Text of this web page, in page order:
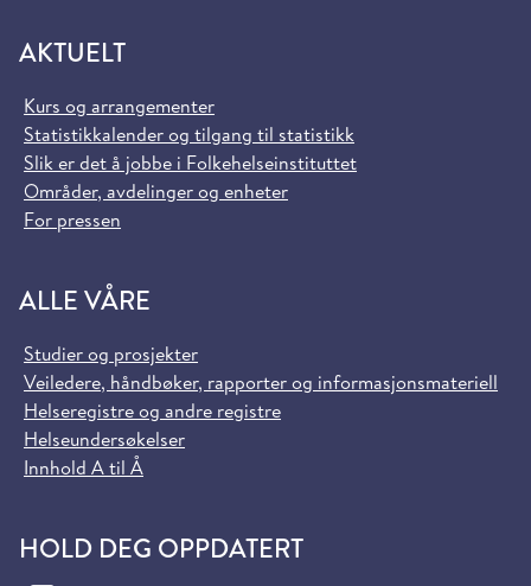
AKTUELT
Kurs og arrangementer
Statistikkalender og tilgang til statistikk
Slik er det å jobbe i Folkehelseinstituttet
Områder, avdelinger og enheter
For pressen
ALLE VÅRE
Studier og prosjekter
Veiledere, håndbøker, rapporter og informasjonsmateriell
Helseregistre og andre registre
Helseundersøkelser
Innhold A til Å
HOLD DEG OPPDATERT